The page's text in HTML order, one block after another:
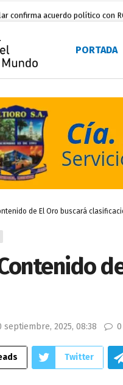
confirma acuerdo político con
El Oro fiscaliza propaganda
Ugartino 2026-2027, fue
Bravo Inauguró Centro de
venta de energía
inscribe su candidatura a la
Figueroa, Premio Nacional de
Rosa Sporting Club inicia su
PORTADA
de El Oro buscará
septiembre, 2025, 08:38 0
Twitter